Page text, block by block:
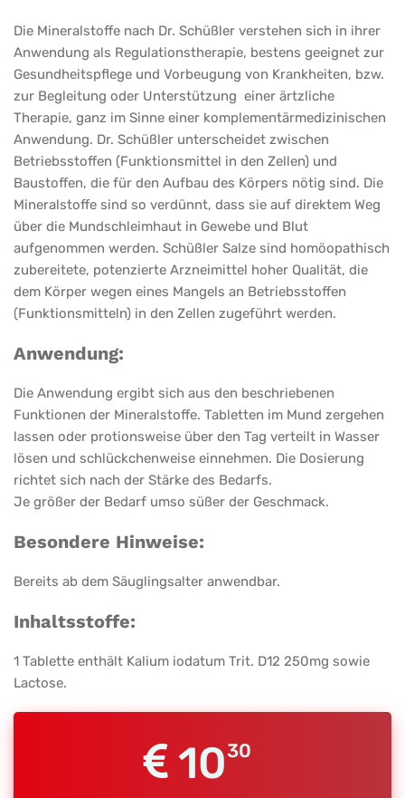
Die Mineralstoffe nach Dr. Schüßler verstehen sich in ihrer
Anwendung als Regulationstherapie, bestens geeignet zur
Gesundheitspflege und Vorbeugung von Krankheiten, bzw.
zur Begleitung oder Unterstützung einer ärtzliche
Therapie, ganz im Sinne einer komplementärmedizinischen
Anwendung. Dr. Schüßler unterscheidet zwischen
Betriebsstoffen (Funktionsmittel in den Zellen) und
Baustoffen, die für den Aufbau des Körpers nötig sind. Die
Mineralstoffe sind so verdünnt, dass sie auf direktem Weg
über die Mundschleimhaut in Gewebe und Blut
aufgenommen werden. Schüßler Salze sind homöopathisch
zubereitete, potenzierte Arzneimittel hoher Qualität, die
dem Körper wegen eines Mangels an Betriebsstoffen
(Funktionsmitteln) in den Zellen zugeführt werden.
Anwendung:
Die Anwendung ergibt sich aus den beschriebenen
Funktionen der Mineralstoffe. Tabletten im Mund zergehen
lassen oder protionsweise über den Tag verteilt in Wasser
lösen und schlückchenweise einnehmen. Die Dosierung
richtet sich nach der Stärke des Bedarfs.
Je größer der Bedarf umso süßer der Geschmack.
Besondere Hinweise:
Bereits ab dem Säuglingsalter anwendbar.
Inhaltsstoffe:
1 Tablette enthält Kalium iodatum Trit. D12 250mg sowie
Lactose.
1030